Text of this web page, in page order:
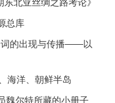
北亚丝绸之路考论》
总库
词的出现与传播——以
海洋、朝鲜半岛
魏尔特所藏的小册子